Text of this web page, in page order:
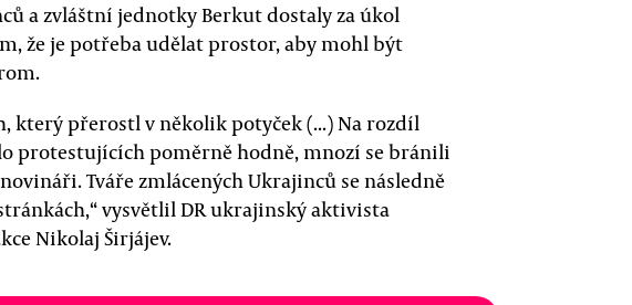
a zvláštní jednotky Berkut dostaly za úkol
že je potřeba udělat prostor, aby mohl být
který přerostl v několik potyček (...) Na rozdíl
protestujících poměrně hodně, mnozí se bránili
Tváře zmlácených Ukrajinců se následně
vysvětlil DR ukrajinský aktivista
Nikolaj Širjájev.